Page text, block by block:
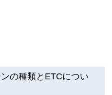
の種類とETCについ